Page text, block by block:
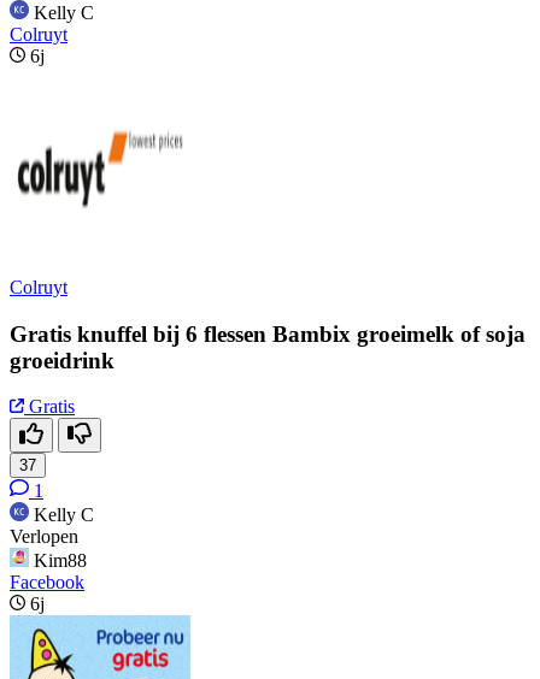
Kelly C
Colruyt
6j
Colruyt
Gratis knuffel bij 6 flessen Bambix groeimelk of soja
groeidrink
Gratis
37
1
Kelly C
Verlopen
Kim88
Facebook
6j